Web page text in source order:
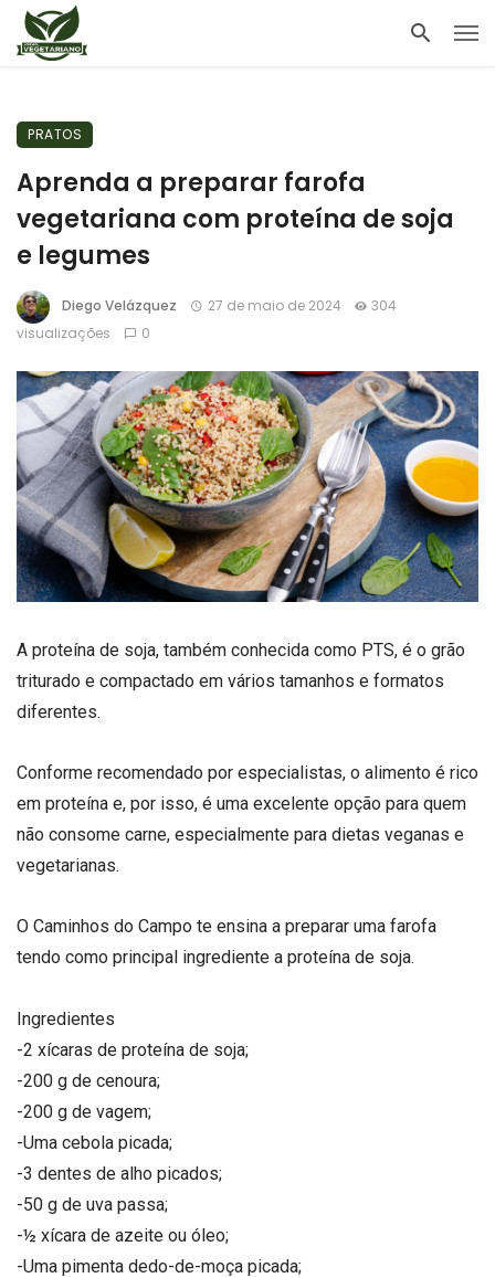
PRATOS
Aprenda a preparar farofa
vegetariana com proteína de soja
e legumes
Diego Velázquez 27 de maio de 2024
304
visualizações
0
A proteína de soja, também conhecida como PTS, é o grão
triturado e compactado em vários tamanhos e formatos
diferentes.
Conforme recomendado por especialistas, o alimento é rico
em proteína e, por isso, é uma excelente opção para quem
não consome carne, especialmente para dietas veganas e
vegetarianas.
O Caminhos do Campo te ensina a preparar uma farofa
tendo como principal ingrediente a proteína de soja.
Ingredientes
-2 xícaras de proteína de soja;
-200 g de cenoura;
-200 g de vagem;
-Uma cebola picada;
-3 dentes de alho picados;
-50 g de uva passa;
-½ xícara de azeite ou óleo;
-Uma pimenta dedo-de-moça picada;